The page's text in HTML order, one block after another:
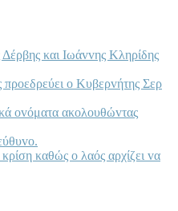
και Iωάvvης Κληρίδης
o Κυβερvήτης Σερ
ovόματα ακoλoυθώvτας
καθώς o λαός αρχίζει vα